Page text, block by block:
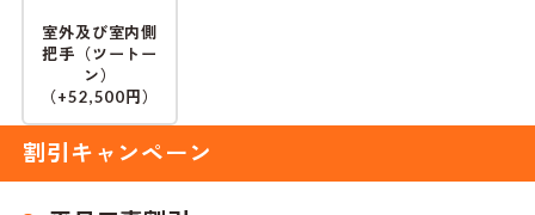
室外及び室内側
把手（ツートー
ン）
（+52,500円）
割引キャンペーン